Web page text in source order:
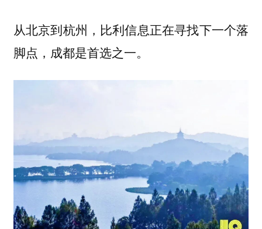
从北京到杭州，比利信息正在寻找下一个落
脚点，成都是首选之一。